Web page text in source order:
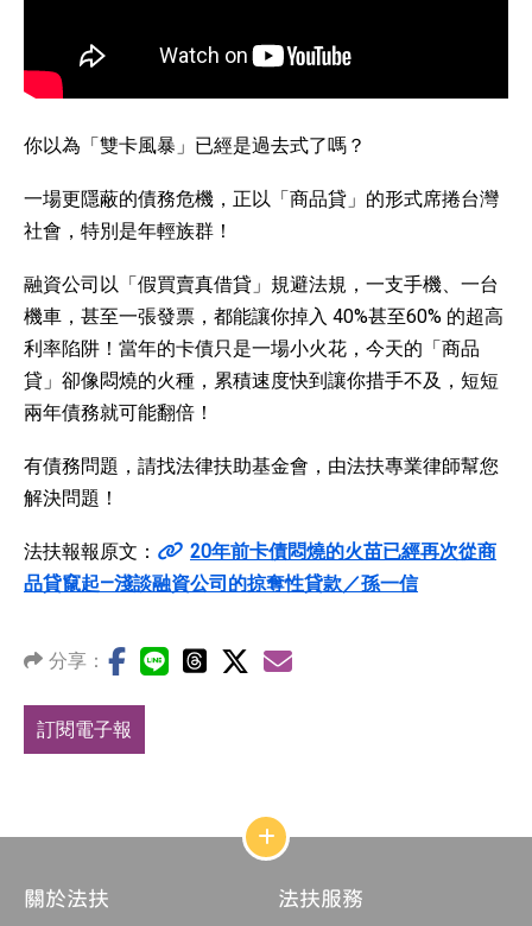
你以為「雙卡風暴」已經是過去式了嗎？
一場更隱蔽的債務危機，正以「商品貸」的形式席捲台灣
社會，特別是年輕族群！
融資公司以「假買賣真借貸」規避法規，一支手機、一台
機車，甚至一張發票，都能讓你掉入 40%甚至60% 的超高
利率陷阱！當年的卡債只是一場小火花，今天的「商品
貸」卻像悶燒的火種，累積速度快到讓你措手不及，短短
兩年債務就可能翻倍！
有債務問題，請找法律扶助基金會，由法扶專業律師幫您
解決問題！
法扶報報原文：
20年前卡債悶燒的火苗已經再次從商
品貸竄起—淺談融資公司的掠奪性貸款／孫一信
分享：
訂閱電子報
網
站
構
關於法扶 法扶服務